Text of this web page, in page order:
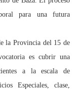
para una futura
la Provincia del 15 de
es cubrir una
a la escala de
Especiales, clase,